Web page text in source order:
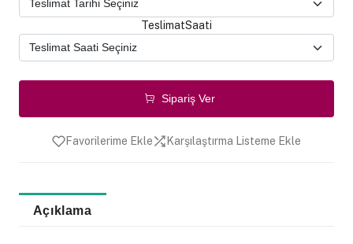
TeslimatSaati
Sipariş Ver
Favorilerime Ekle Karşılaştırma Listeme Ekle
Açıklama